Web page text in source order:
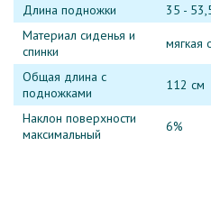
Длина подножки
35 -
Материал сиденья и
спинки
мягкая
Общая длина с
подножками
112 см
Наклон поверхности
максимальный
6%